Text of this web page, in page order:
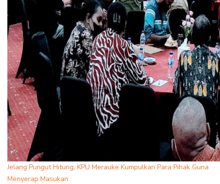
Jelang Pungut Hitung, KPU Merauke Kumpulkan Para Pihak Guna
Menyerap Masukan